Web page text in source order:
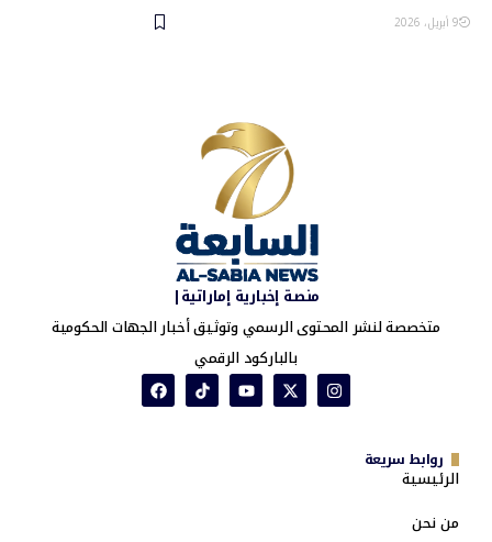
9 أبريل، 2026
منصة إخبارية إماراتية|
متخصصة لنشر المحتوى الرسمي وتوثيق أخبار الجهات الحكومية
بالباركود الرقمي
روابط سريعة
الرئيسية
من نحن